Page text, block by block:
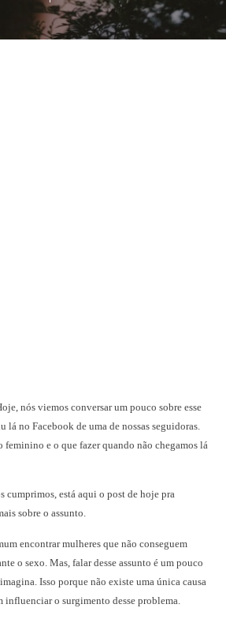
nós viemos conversar um pouco sobre esse
lá no Facebook de uma de nossas seguidoras.
feminino e o que fazer quando não chegamos lá
cumprimos, está aqui o post de hoje pra
sobre o assunto.
encontrar mulheres que não conseguem
o sexo. Mas, falar desse assunto é um pouco
Isso porque não existe uma única causa
influenciar o surgimento desse problema.